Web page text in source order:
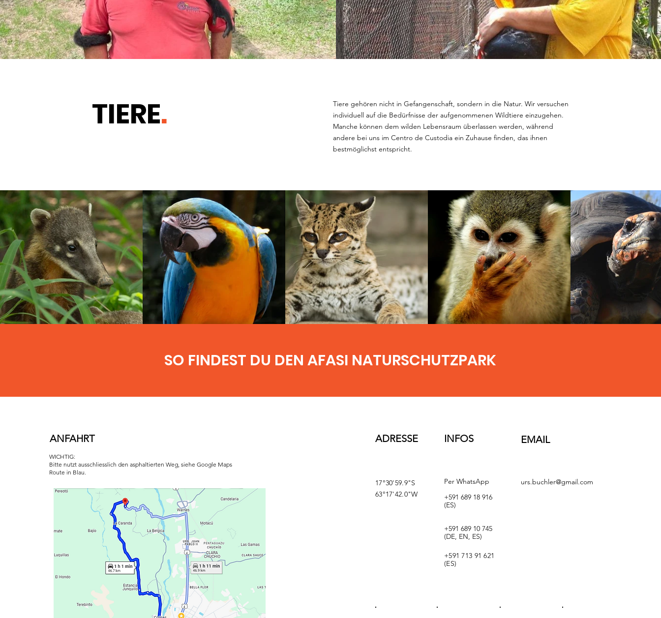
TIERE.
Tiere gehören nicht in Gefangenschaft, sondern in die Natur. Wir versuchen
individuell auf die Bedürfnisse der aufgenommenen Wildtiere einzugehen.
Manche können dem wilden Lebensraum überlassen werden, während
andere bei uns im Centro de Custodia ein Zuhause finden, das ihnen
bestmöglichst entspricht.
MENSCHEN.
ANFAHRT
WICHTIG:
Bitte nutzt ausschliesslich den asphaltierten Weg, siehe Google Maps
Route in Blau.
ADRESSE INFOS EMAIL
17°30'59.9"S
63°17'42.0"W
Per WhatsApp
+591 689 18 916
(ES)
+591 689 10 745
(DE, EN, ES)
+591 713 91 621
(ES)
urs.buchler@gmail.com
SO FINDEST DU DEN AFASI NATURSCHUTZPARK